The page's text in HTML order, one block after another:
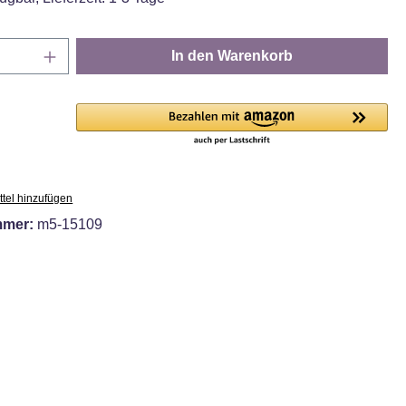
Anzahl: Gib den gewünschten Wert ein
In den Warenkorb
hinzufügen
m5-15109